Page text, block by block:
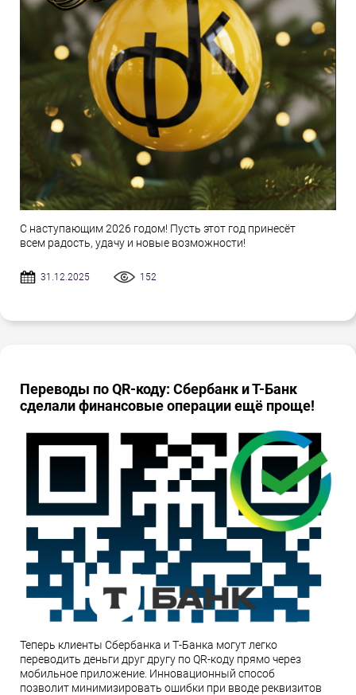
С наступающим 2026 годом! Пусть этот год принесёт
всем радость, удачу и новые возможности!
31.12.2025 152
Переводы по QR-коду: Сбербанк и Т-Банк
сделали финансовые операции ещё проще!
Теперь клиенты Сбербанка и Т-Банка могут легко
переводить деньги друг другу по QR-коду прямо через
мобильное приложение. Инновационный способ
позволит минимизировать ошибки при вводе реквизитов